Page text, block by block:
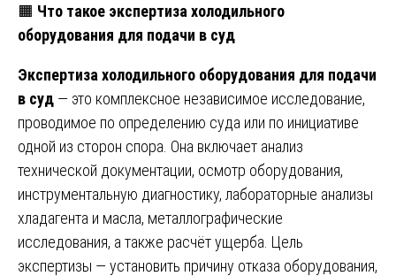
🟧 Что такое экспертиза холодильного
оборудования для подачи в суд
Экспертиза холодильного оборудования для подачи
в суд — это комплексное независимое исследование,
проводимое по определению суда или по инициативе
одной из сторон спора. Она включает анализ
технической документации, осмотр оборудования,
инструментальную диагностику, лабораторные анализы
хладагента и масла, металлографические
исследования, а также расчёт ущерба. Цель
экспертизы — установить причину отказа оборудования,